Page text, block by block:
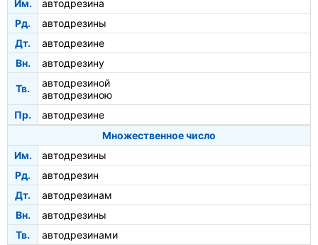
Им.
автодрезина
Рд.
автодрезины
Дт.
автодрезине
Вн.
автодрезину
Тв.
автодрезиной
автодрезиною
Пр.
автодрезине
Множественное число
Им.
автодрезины
Рд.
автодрезин
Дт.
автодрезинам
Вн.
автодрезины
Тв.
автодрезинами